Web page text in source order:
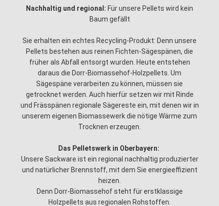
Nachhaltig und regional: Für unsere Pellets wird kein
Baum gefällt
Sie erhalten ein echtes Recycling-Produkt: Denn unsere
Pellets bestehen aus reinen Fichten-Sägespänen, die
früher als Abfall entsorgt wurden. Heute entstehen
daraus die Dorr-Biomassehof-Holzpellets. Um
Sägespäne verarbeiten zu können, müssen sie
getrocknet werden. Auch hierfür setzen wir mit Rinde
und Frässpänen regionale Sägereste ein, mit denen wir in
unserem eigenen Biomassewerk die nötige Wärme zum
Trocknen erzeugen.
Das Pelletswerk in Oberbayern:
Unsere Sackware ist ein regional nachhaltig produzierter
und natürlicher Brennstoff, mit dem Sie energieeffizient
heizen.
Denn Dorr-Biomassehof steht für erstklassige
Holzpellets aus regionalen Rohstoffen.